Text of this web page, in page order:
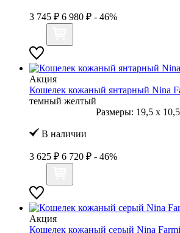
3 745 ₽ 6 980 ₽ - 46%
Акция
Кошелек кожаный янтарный Nina
темный желтый
Размеры: 19,5 x 10,5
В наличии
3 625 ₽ 6 720 ₽ - 46%
Акция
Кошелек кожаный серый Nina